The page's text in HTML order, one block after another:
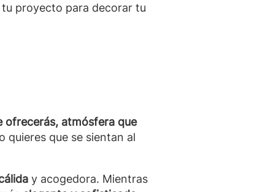
proyecto para decorar tu
ofrecerás, atmósfera que
quieres que se sientan al
y acogedora. Mientras